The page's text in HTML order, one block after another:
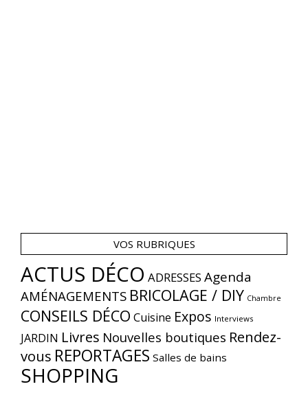
VOS RUBRIQUES
ACTUS DÉCO ADRESSES Agenda
AMÉNAGEMENTS BRICOLAGE / DIY Chambre
CONSEILS DÉCO Cuisine Expos Interviews
JARDIN Livres Nouvelles boutiques Rendez-
vous REPORTAGES Salles de bains
SHOPPING